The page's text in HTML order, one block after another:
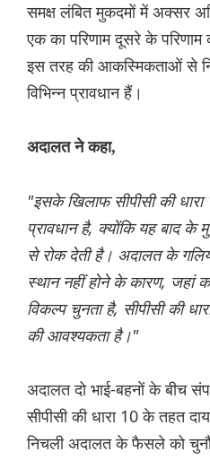
समक्ष लंबित मुकदमों में अक्सर
एक का परिणाम दूसरे के
इस तरह की आकस्मिकताओं से
विभिन्न प्रावधान हैं।
अदालत ने कहा,
"इसके खिलाफ सीपीसी की
प्रावधान है, क्योंकि यह बाद
से रोक देती है। अदालत के
स्थान नहीं होने के कारण,
विकल्प चुनता है, सीपीसी की
की आवश्यकता है।"
अदालत दो भाई-बहनों के बीच
सीपीसी की धारा 10 के तहत
निचली अदालत के फैसले को